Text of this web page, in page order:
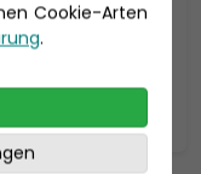
p.P. ab
419 €
Cookie-Arten
.